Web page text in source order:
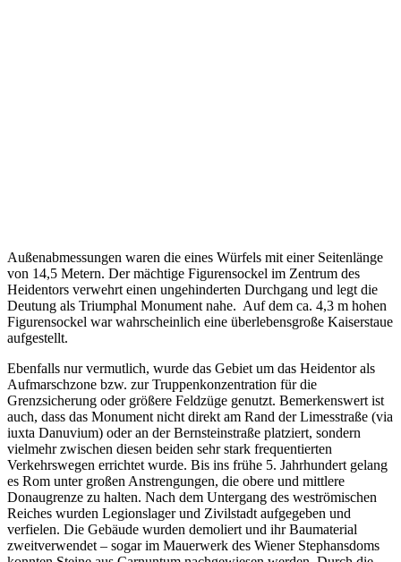
Außenabmessungen waren die eines Würfels mit einer Seitenlänge
von 14,5 Metern. Der mächtige Figurensockel im Zentrum des
Heidentors verwehrt einen ungehinderten Durchgang und legt die
Deutung als Triumphal Monument nahe. Auf dem ca. 4,3 m hohen
Figurensockel war wahrscheinlich eine überlebensgroße Kaiserstaue
aufgestellt.
Ebenfalls nur vermutlich, wurde das Gebiet um das Heidentor als
Aufmarschzone bzw. zur Truppenkonzentration für die
Grenzsicherung oder größere Feldzüge genutzt. Bemerkenswert ist
auch, dass das Monument nicht direkt am Rand der Limesstraße (via
iuxta Danuvium) oder an der Bernsteinstraße platziert, sondern
vielmehr zwischen diesen beiden sehr stark frequentierten
Verkehrswegen errichtet wurde. Bis ins frühe 5. Jahrhundert gelang
es Rom unter großen Anstrengungen, die obere und mittlere
Donaugrenze zu halten. Nach dem Untergang des weströmischen
Reiches wurden Legionslager und Zivilstadt aufgegeben und
verfielen. Die Gebäude wurden demoliert und ihr Baumaterial
zweitverwendet – sogar im Mauerwerk des Wiener Stephansdoms